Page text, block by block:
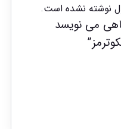
نوشته نشده است.
می نویسد